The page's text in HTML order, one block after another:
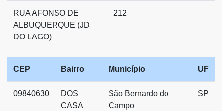
RUA AFONSO DE
ALBUQUERQUE (JD
DO LAGO)
212
CEP Bairro Município UF
09840630
DOS
CASA
São Bernardo do
Campo
SP